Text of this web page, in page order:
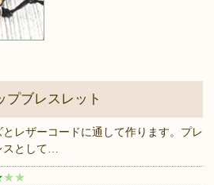
ブレスレット
レザーコードに通して作ります。プレ
スとして…
★ ★